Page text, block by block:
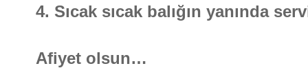
4. Sıcak sıcak balığın yanında
Afiyet olsun…